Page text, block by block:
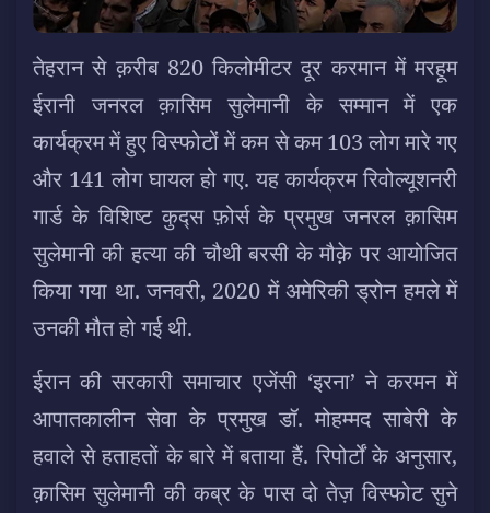
तेहरान से क़रीब 820 किलोमीटर दूर करमान में मरहूम
ईरानी जनरल क़ासिम सुलेमानी के सम्मान में एक
कार्यक्रम में हुए विस्फोटों में कम से कम 103 लोग मारे गए
और 141 लोग घायल हो गए. यह कार्यक्रम रिवोल्यूशनरी
गार्ड के विशिष्ट कुद्स फ़ोर्स के प्रमुख जनरल क़ासिम
सुलेमानी की हत्या की चौथी बरसी के मौक़े पर आयोजित
किया गया था. जनवरी, 2020 में अमेरिकी ड्रोन हमले में
उनकी मौत हो गई थी.
ईरान की सरकारी समाचार एजेंसी ‘इरना’ ने करमन में
आपातकालीन सेवा के प्रमुख डॉ. मोहम्मद साबेरी के
हवाले से हताहतों के बारे में बताया हैं. रिपोर्टों के अनुसार,
क़ासिम सुलेमानी की कब्र के पास दो तेज़ विस्फोट सुने